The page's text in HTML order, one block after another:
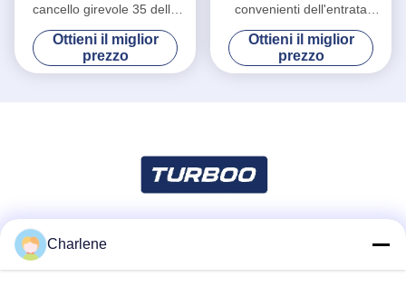
cancello girevole 35 della
barriera della falda/velocità
minima di transito
Ottieni il miglior
prezzo
convenienti dell'entrata
agitano il portone del
cancello girevole
Ottieni il miglior
prezzo
Charlene